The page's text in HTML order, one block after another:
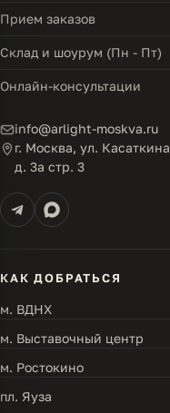
Прием заказов
Склад и шоурум (Пн - Пт)
Онлайн-консультации
info@arlight-moskva.ru
г. Москва, ул. Касаткина
д. 3а стр. 3
КАК ДОБРАТЬСЯ
м. ВДНХ
м. Выставочный центр
м. Ростокино
пл. Яуза